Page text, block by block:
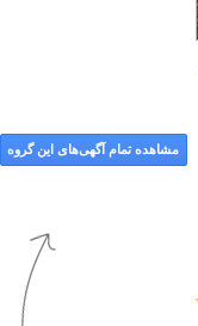
مشاهده تمام آگهی‌های این گروه